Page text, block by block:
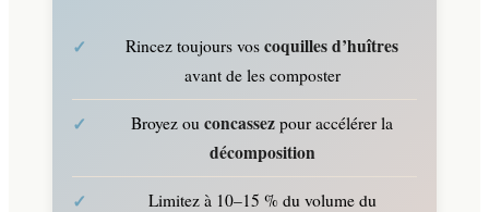
Rincez toujours vos coquilles d’huîtres
avant de les composter
Broyez ou concassez pour accélérer la
décomposition
Limitez à 10–15 % du volume du